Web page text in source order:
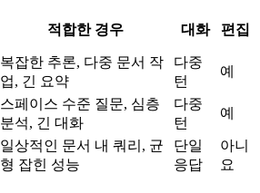
적합한 경우 대화 편집
복잡한 추론, 다중 문서 작
업, 긴 요약
다중
턴
예
스페이스 수준 질문, 심층
분석, 긴 대화
다중
턴
예
일상적인 문서 내 쿼리, 균
형 잡힌 성능
단일
응답
아니
요